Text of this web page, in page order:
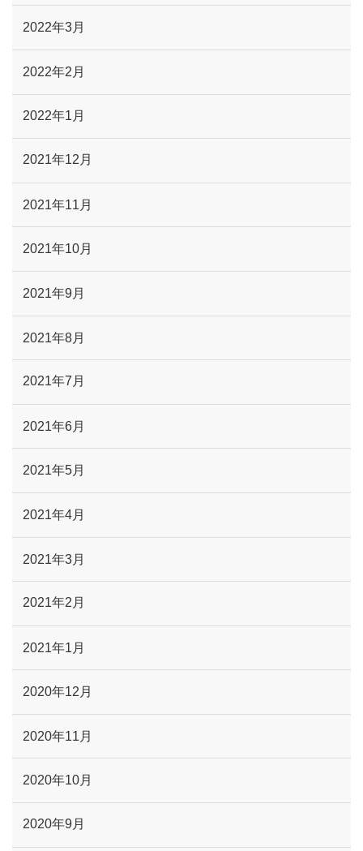
2022年3月
2022年2月
2022年1月
2021年12月
2021年11月
2021年10月
2021年9月
2021年8月
2021年7月
2021年6月
2021年5月
2021年4月
2021年3月
2021年2月
2021年1月
2020年12月
2020年11月
2020年10月
2020年9月